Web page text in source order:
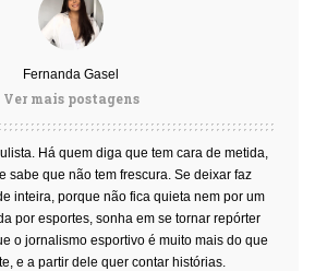
Fernanda Gasel
Ver mais postagens
Há quem diga que tem cara de metida,
sabe que não tem frescura. Se deixar faz
inteira, porque não fica quieta nem por um
por esportes, sonha em se tornar repórter
o jornalismo esportivo é muito mais do que
e a partir dele quer contar histórias.